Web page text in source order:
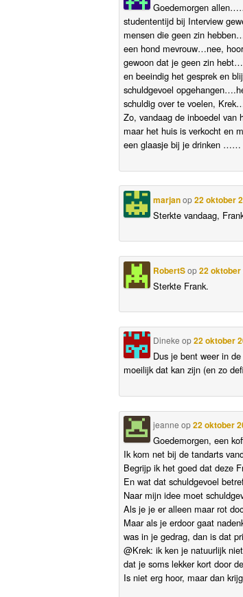
Goedemorgen
studententijd bij Interview
mensen die geen zin
een hond mevrouw…nee,
gewoon dat je geen zin
en beeindig het gesprek en
schuldgevoel
schuldig over te voelen,
Zo, vandaag de inboedel
maar het huis is verkocht en
een glaasje bij je drinken ……
marjanop22 oktober
Sterkte vandaag,
RobertSop22
Sterkte Frank.
Dineke op22 oktober
Dus je bent weer in
moeilijk dat kan zijn (en zo
jeanne op22 oktober
Goedemorgen, een
Ik kom net bij de tandarts
Begrijp ik het goed dat deze
En wat dat schuldgevoel
Naar mijn idee moet
Als je je er alleen maar rot
Maar als je erdoor gaat
was in je gedrag, dan is dat
@Krek: ik ken je natuurlijk
dat je soms lekker kort door
Is niet erg hoor, maar dan